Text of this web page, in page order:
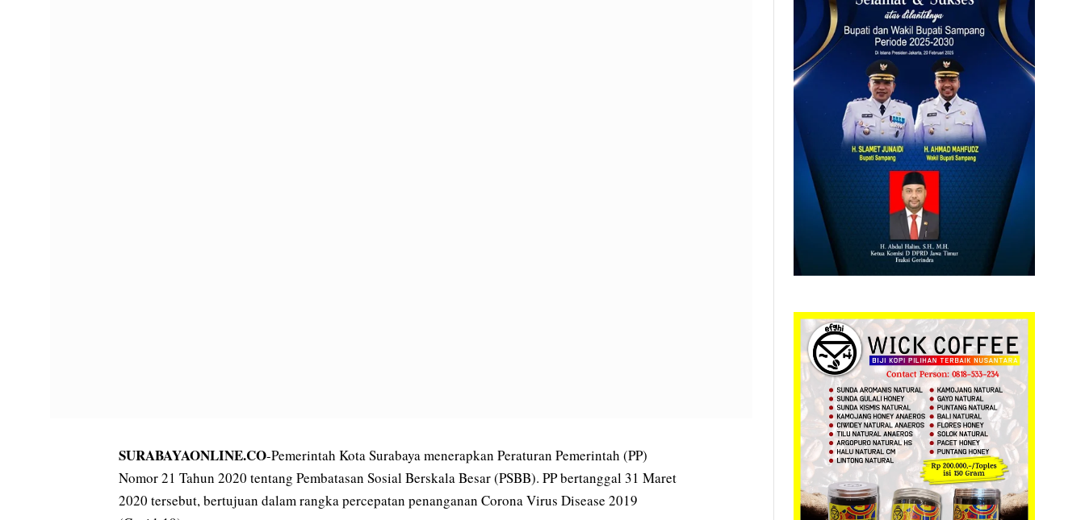
SURABAYAONLINE.CO-Pemerintah Kota Surabaya menerapkan Peraturan Pemerintah (PP)
Nomor 21 Tahun 2020 tentang Pembatasan Sosial Berskala Besar (PSBB). PP bertanggal 31 Maret
2020 tersebut, bertujuan dalam rangka percepatan penanganan Corona Virus Disease 2019